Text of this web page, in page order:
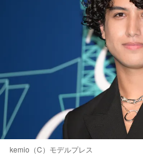
kemio（C）モデルプレス